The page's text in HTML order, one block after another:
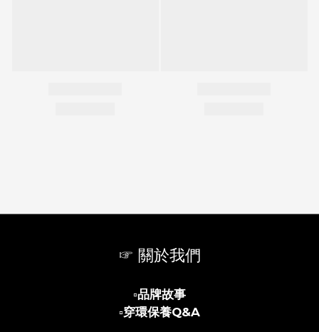
☞ 關於我們
▫️品牌故事
▫️穿環保養Q&A